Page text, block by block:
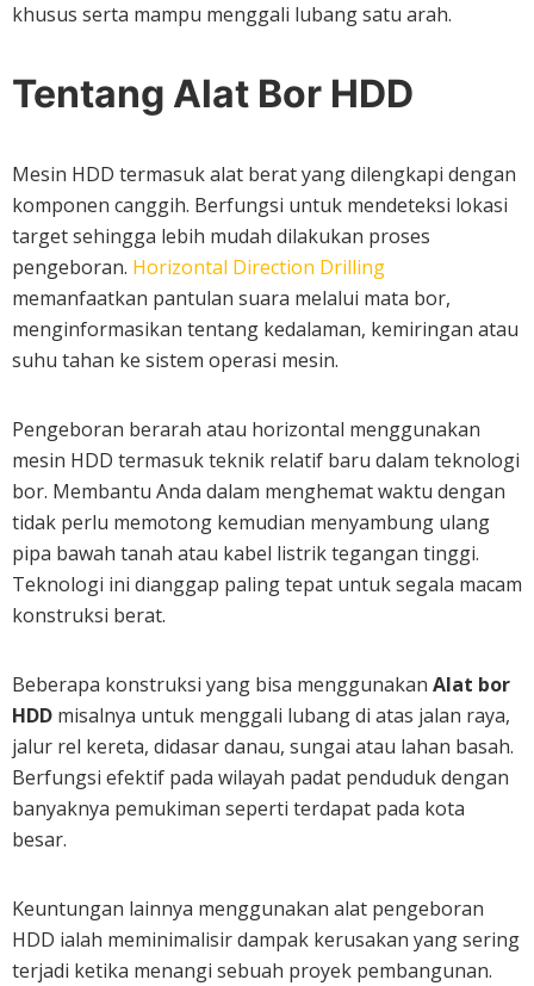
khusus serta mampu menggali lubang satu arah.
Tentang Alat Bor HDD
Mesin HDD termasuk alat berat yang dilengkapi dengan
komponen canggih. Berfungsi untuk mendeteksi lokasi
target sehingga lebih mudah dilakukan proses
pengeboran. Horizontal Direction Drilling
memanfaatkan pantulan suara melalui mata bor,
menginformasikan tentang kedalaman, kemiringan atau
suhu tahan ke sistem operasi mesin.
Pengeboran berarah atau horizontal menggunakan
mesin HDD termasuk teknik relatif baru dalam teknologi
bor. Membantu Anda dalam menghemat waktu dengan
tidak perlu memotong kemudian menyambung ulang
pipa bawah tanah atau kabel listrik tegangan tinggi.
Teknologi ini dianggap paling tepat untuk segala macam
konstruksi berat.
Beberapa konstruksi yang bisa menggunakan Alat bor
HDD misalnya untuk menggali lubang di atas jalan raya,
jalur rel kereta, didasar danau, sungai atau lahan basah.
Berfungsi efektif pada wilayah padat penduduk dengan
banyaknya pemukiman seperti terdapat pada kota
besar.
Keuntungan lainnya menggunakan alat pengeboran
HDD ialah meminimalisir dampak kerusakan yang sering
terjadi ketika menangi sebuah proyek pembangunan.